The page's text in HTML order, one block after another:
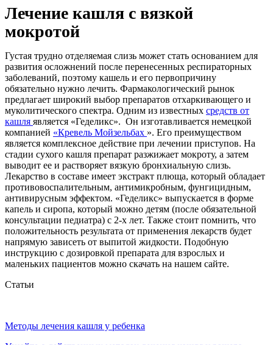
Лечение кашля с вязкой
мокротой
Густая трудно отделяемая слизь может стать основанием для
развития осложнений после перенесенных респираторных
заболеваний, поэтому кашель и его первопричину
обязательно нужно лечить. Фармакологический рынок
предлагает широкий выбор препаратов отхаркивающего и
муколитического спектра. Одним из известных средств от
кашля является «Геделикс». Он изготавливается немецкой
компанией «Кревель Мойзельбах ». Его преимуществом
является комплексное действие при лечении приступов. На
стадии сухого кашля препарат разжижает мокроту, а затем
выводит ее и растворяет вязкую бронхиальную слизь.
Лекарство в составе имеет экстракт плюща, который обладает
противовоспалительным, антимикробным, фунгицидным,
антивирусным эффектом. «Геделикс» выпускается в форме
капель и сиропа, который можно детям (после обязательной
консультации педиатра) с 2-х лет. Также стоит помнить, что
положительность результата от применения лекарств будет
напрямую зависеть от выпитой жидкости. Подобную
инструкцию с дозировкой препарата для взрослых и
маленьких пациентов можно скачать на нашем сайте.
Статьи
Методы лечения кашля у ребенка